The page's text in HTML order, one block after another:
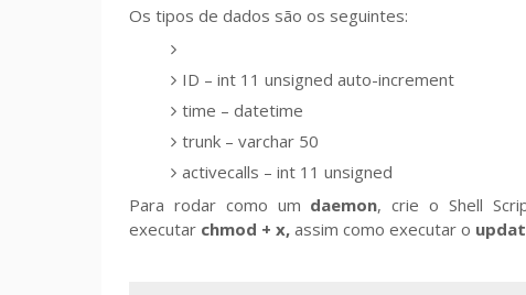
Os tipos de dados são os seguintes:
ID – int 11 unsigned auto-increment
time – datetime
trunk – varchar 50
activecalls – int 11 unsigned
Para rodar como um daemon, crie o Shell
executar chmod + x, assim como executar o